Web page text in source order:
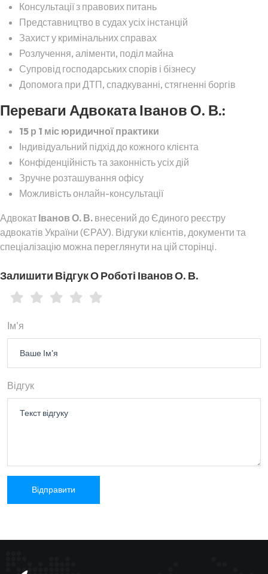
Консультації з правових питань
Представництво в судах усіх інстанцій
Захист у кримінальних справах
Розлучення, аліменти, поділ майна
Супровід господарських спорів і бізнесу
Допомога при ДТП, спадкуванні, стягненні боргів
Переваги Адвоката Іванов О. В.:
15 р 1 міс юридичної практики
Індивідуальний підхід до кожного клієнта
Конфіденційність та законність усіх дій
Зручне розташування офісу
Можливість онлайн-консультації
Адвокат Іванов О. В. внесений до Єдиного реєстру
адвокатів України (ЄРАУ). Відгуки клієнтів, документи та
спеціалізацію можна переглянути на цій сторінці.
Залишити Відгук О Роботі Іванов О. В.
Ім'я
Відгук